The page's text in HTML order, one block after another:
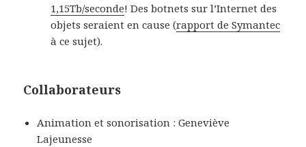
1,15Tb/seconde! Des botnets sur l’Internet des
objets seraient en cause (rapport de Symantec
à ce sujet).
Collaborateurs
Animation et sonorisation : Geneviève
Lajeunesse